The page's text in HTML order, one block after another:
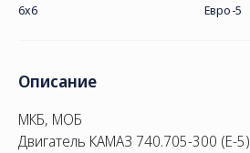
6х6 Евро-5
Описание
МКБ, МОБ
Двигатель КАМАЗ 740.705-300 (Е-5)